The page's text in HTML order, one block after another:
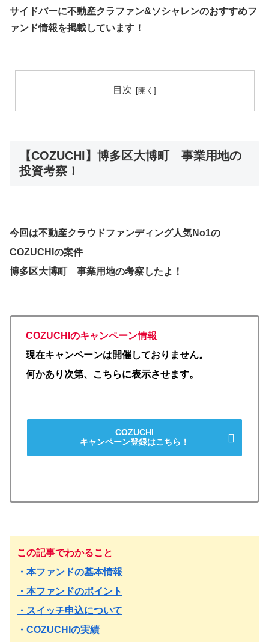
サイドバーに不動産クラファン&ソシャレンのおすすめフ
ァンド情報を掲載しています！
目次
【COZUCHI】博多区大博町 事業用地の
投資考察！
今回は不動産クラウドファンディング人気No1の
COZUCHIの案件
博多区大博町 事業用地の考察したよ！
COZUCHIのキャンペーン情報
現在キャンペーンは開催しておりません。
何かあり次第、こちらに表示させます。
COZUCHI
キャンペーン登録はこちら！
この記事でわかること
・本ファンドの基本情報
・本ファンドのポイント
・スイッチ申込について
・COZUCHIの実績